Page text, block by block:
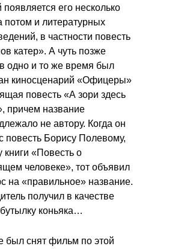
появляется его несколько
потом и литературных
в частности повесть
катер». А чуть позже
одно и то же время был
киносценарий «Офицеры»
повесть «А зори здесь
причем название
не автору. Когда он
повесть Борису Полевому,
книги «Повесть о
человеке», тот объявил
на «правильное» название.
получил в качестве
коньяка…
был снят фильм по этой